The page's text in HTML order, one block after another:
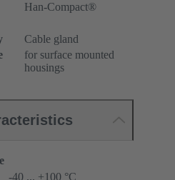
Han-Compact®
Cable gland
for surface mounted
housings
-40 ... +100 °C